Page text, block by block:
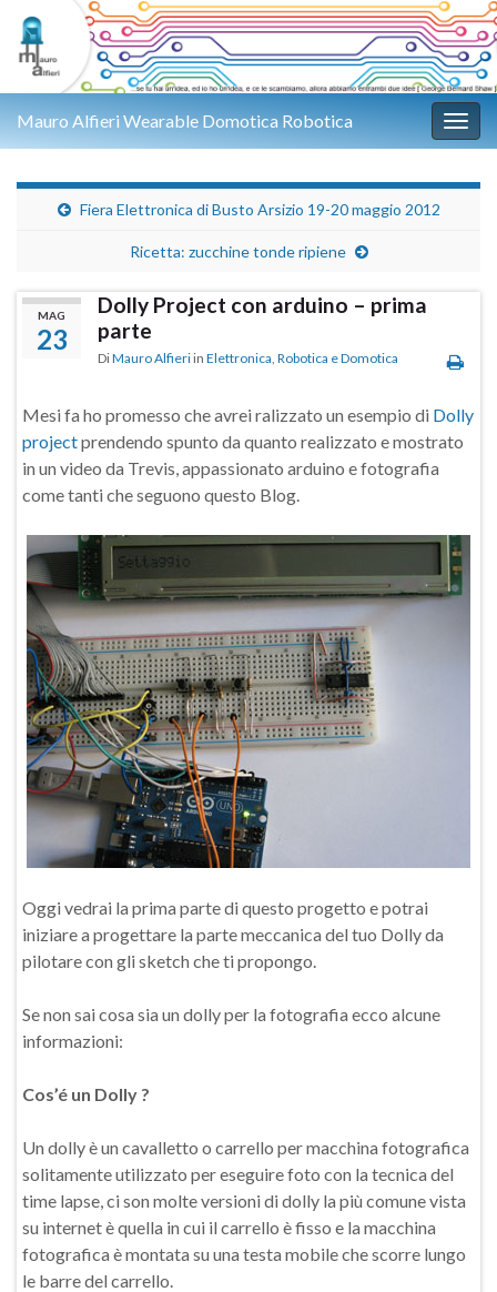
Mauro Alfieri Wearable Domotica Robotica
Fiera Elettronica di Busto Arsizio 19-20 maggio 2012
Ricetta: zucchine tonde ripiene
MAG
23
Dolly Project con arduino – prima
parte
DiMauro Alfieri in Elettronica, Robotica e Domotica
Mesi fa ho promesso che avrei ralizzato un esempio di Dolly
projectprendendo spunto da quanto realizzato e mostrato
in un video da Trevis, appassionato arduino e fotografia
come tanti che seguono questo Blog.
Oggi vedrai la prima parte di questo progetto e potrai
iniziare a progettare la parte meccanica del tuo Dolly da
pilotare con gli sketch che ti propongo.
Se non sai cosa sia un dolly per la fotografia ecco alcune
informazioni:
Cos’é un Dolly ?
Un dolly è un cavalletto o carrello per macchina fotografica
solitamente utilizzato per eseguire foto con la tecnica del
time lapse, ci son molte versioni di dolly la più comune vista
su internet è quella in cui il carrello è fisso e la macchina
fotografica è montata su una testa mobile che scorre lungo
le barre del carrello.